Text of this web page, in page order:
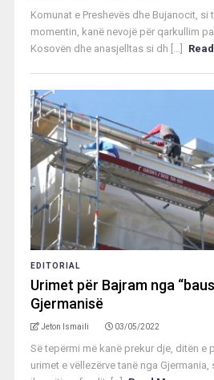
Komunat e Preshevës dhe Bujanocit, si
momentin, kanë nevojë për qarkullim
Kosovën dhe anasjelltas si dh [...]
EDITORIAL
Urimet për Bajram nga
Gjermanisë
Jeton Ismaili 03/05/2022
Së tepërmi më kanë prekur dje, ditën e
urimet e vëllezërve tanë nga